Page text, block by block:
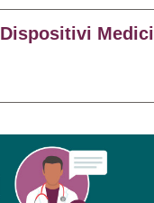
Dispositivi Medici